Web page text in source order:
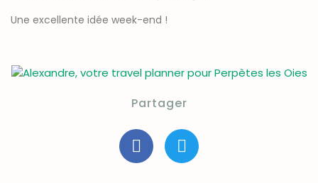
Une excellente idée week-end !
Partager